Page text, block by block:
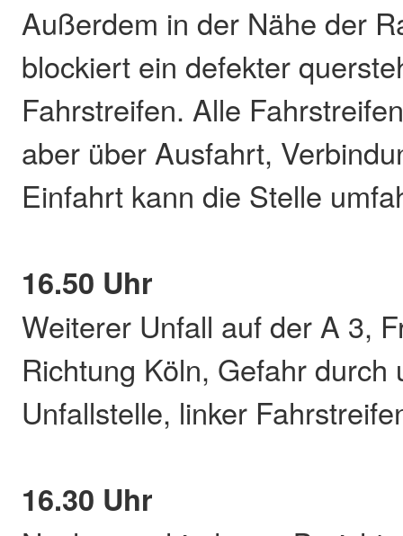
Außerdem in der Nähe der
blockiert ein defekter
Fahrstreifen. Alle
aber über Ausfahrt,
Einfahrt kann die Stelle
16.50 Uhr
Weiterer Unfall auf der A 3,
Richtung Köln, Gefahr durch
Unfallstelle, linker
16.30 Uhr